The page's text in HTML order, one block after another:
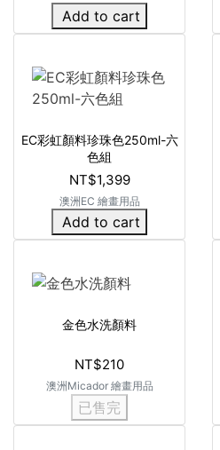
Add to cart
EC彩虹顏料珍珠色250ml-六
色組
NT$1,399
澳洲EC 繪畫用品
Add to cart
金色水洗顏料
NT$210
澳洲Micador 繪畫用品
已售完